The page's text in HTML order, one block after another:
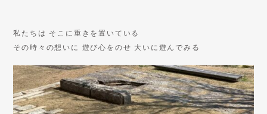
私たちは そこに重きを置いている
その時々の想いに 遊び心をのせ 大いに遊んでみる